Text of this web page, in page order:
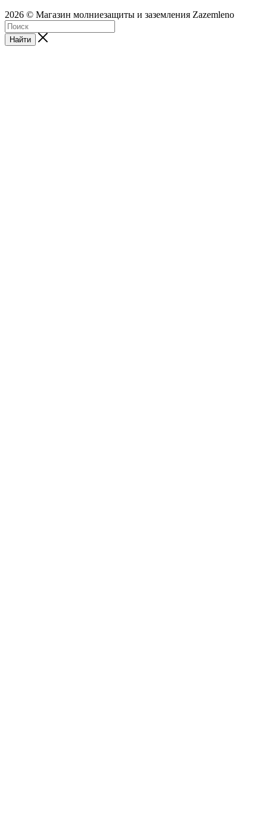
2026 © Магазин молниезащиты и заземления Zazemleno
Найти